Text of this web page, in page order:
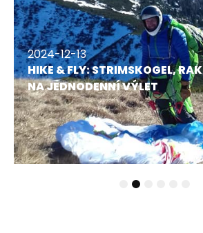
2024-12-13
HIKE & FLY: STRIMSKOGEL,
NA JEDNODENNÍ VÝLET
5